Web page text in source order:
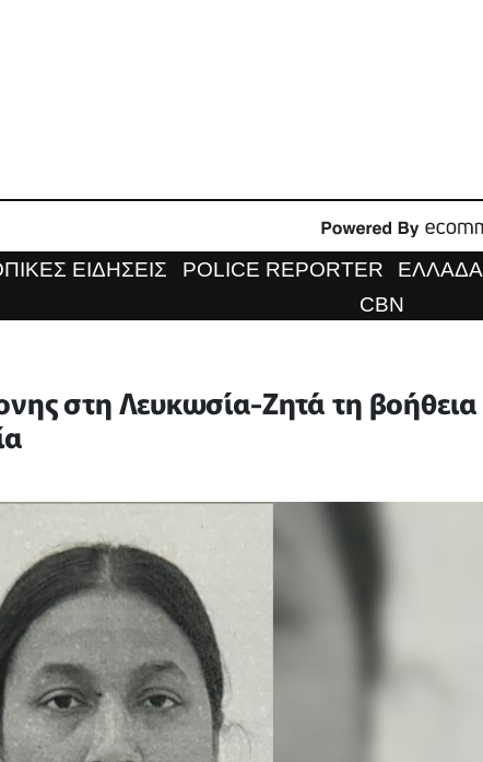
ΕΙΔΗΣΕΙΣ POLICE REPORTER ΕΛΛΑΔΑ
CBN
στη Λευκωσία-Ζητά τη βοήθεια